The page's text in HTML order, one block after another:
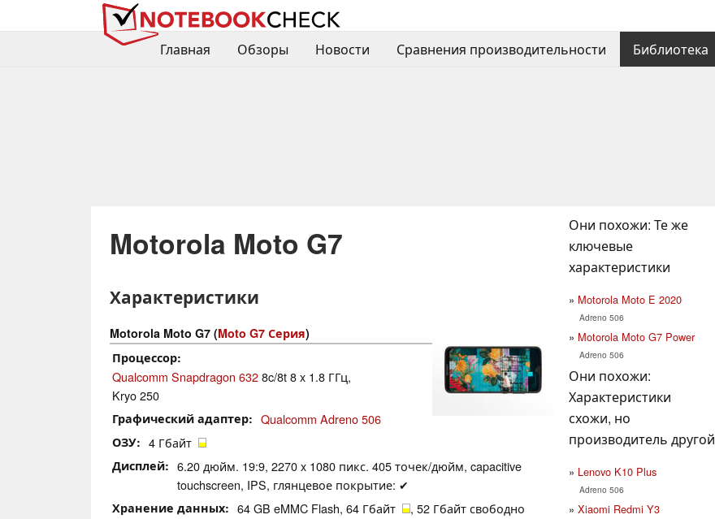
Главная
Обзоры Новости Сравнения производительности Библиотека
Motorola Moto G7
Характеристики
Motorola Moto G7 (Moto G7 Серия)
Процессор
Qualcomm Snapdragon 6328c/8t 8 x 1.8 ГГц,
Kryo 250
Графический адаптер Qualcomm Adreno 506
ОЗУ 4 Гбайт
Дисплей
6.20 дюйм. 19:9, 2270 x 1080 пикс. 405 точек/дюйм, capacitive
touchscreen, IPS, глянцевое покрытие: ✔
Хранение данных 64 GB eMMC Flash, 64 Гбайт , 52 Гбайт свободно
Они похожи: Те же
ключевые
характеристики
Motorola Moto E 2020
Adreno 506
Motorola Moto G7 Power
Adreno 506
Они похожи:
Характеристики
схожи, но
производитель другой
Lenovo K10 Plus
Adreno 506
Xiaomi Redmi Y3